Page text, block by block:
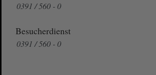
0391 / 560 - 0
Besucherdienst
0391 / 560 - 0